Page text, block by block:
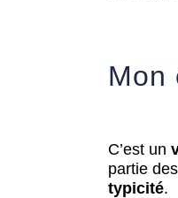
Mon
C’est un
partie
typicité.